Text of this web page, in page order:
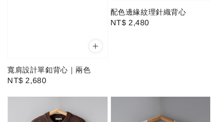
寬肩設計單釦背心｜兩色
Regular
NT$ 2,680
配色邊緣紋理針織背心
Regular
NT$ 2,480